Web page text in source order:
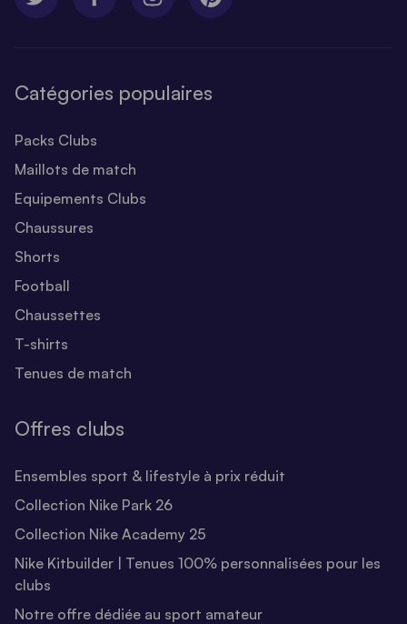
Catégories populaires
Packs Clubs
Maillots de match
Equipements Clubs
Chaussures
Shorts
Football
Chaussettes
T-shirts
Tenues de match
Offres clubs
Ensembles sport & lifestyle à prix réduit
Collection Nike Park 26
Collection Nike Academy 25
Nike Kitbuilder | Tenues 100% personnalisées pour les
clubs
Notre offre dédiée au sport amateur